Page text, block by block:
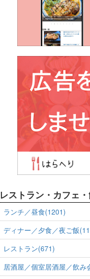
レストラン・カフェ
ランチ／昼食(1201)
ディナー／夕食／夜ご飯
レストラン(671)
居酒屋／個室居酒屋／飲み